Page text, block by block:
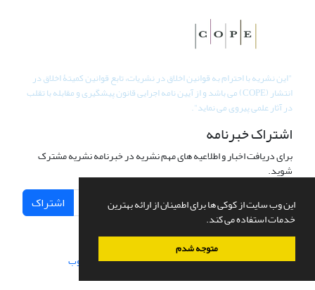
این وب سایت از کوکی ها برای اطمینان از ارائه بهترین
خدمات استفاده می کند.
متوجه شدم
"این نشریه با احترام به قوانین اخلاق در نشریات، تابع قوانین کمیتۀ اخلاق در
انتشار (COPE) می باشد و از آیین نامه اجرایی قانون پیشگیری و مقابله با تقلب
در آثار علمی پیروی می نماید".
اشتراک خبرنامه
برای دریافت اخبار و اطلاعیه های مهم نشریه در خبرنامه نشریه مشترک
شوید.
اشتراک
سامانه مدیریت نشریات علمی.طراحی و پیاده سازی از سیناوب